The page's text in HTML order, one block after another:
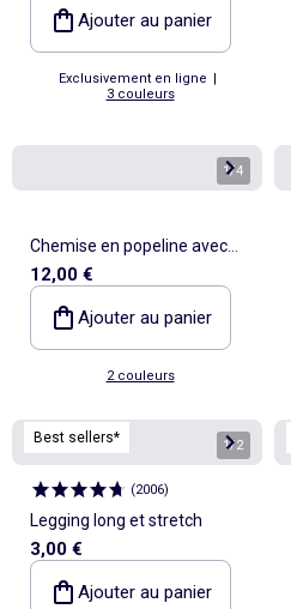
Ajouter au panier
Exclusivement en ligne |
3 couleurs
1/4
Chemise en popeline avec
base volantée
12,00 €
Ajouter au panier
2 couleurs
Best sellers* 1/2
(2006)
Legging long et stretch
3,00 €
Ajouter au panier